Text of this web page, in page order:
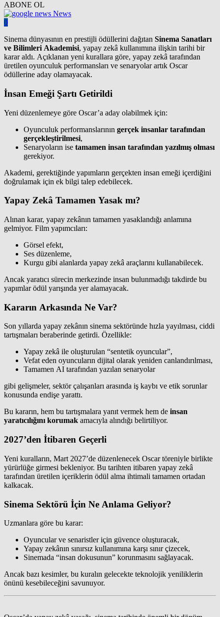
ABONE OL
News
0
Sinema dünyasının en prestijli ödüllerini dağıtan Sinema Sanatları
ve Bilimleri Akademisi, yapay zekâ kullanımına ilişkin tarihi bir
karar aldı. Açıklanan yeni kurallara göre, yapay zekâ tarafından
üretilen oyunculuk performansları ve senaryolar artık Oscar
ödüllerine aday olamayacak.
İnsan Emeği Şartı Getirildi
Yeni düzenlemeye göre Oscar’a aday olabilmek için:
Oyunculuk performanslarının gerçek insanlar tarafından
gerçekleştirilmesi,
Senaryoların ise tamamen insan tarafından yazılmış olması
gerekiyor.
Akademi, gerektiğinde yapımların gerçekten insan emeği içerdiğini
doğrulamak için ek bilgi talep edebilecek.
Yapay Zekâ Tamamen Yasak mı?
Alınan karar, yapay zekânın tamamen yasaklandığı anlamına
gelmiyor. Film yapımcıları:
Görsel efekt,
Ses düzenleme,
Kurgu gibi alanlarda yapay zekâ araçlarını kullanabilecek.
Ancak yaratıcı sürecin merkezinde insan bulunmadığı takdirde bu
yapımlar ödül yarışında yer alamayacak.
Kararın Arkasında Ne Var?
Son yıllarda yapay zekânın sinema sektöründe hızla yayılması, ciddi
tartışmaları beraberinde getirdi. Özellikle:
Yapay zekâ ile oluşturulan “sentetik oyuncular”,
Vefat eden oyuncuların dijital olarak yeniden canlandırılması,
Tamamen AI tarafından yazılan senaryolar
gibi gelişmeler, sektör çalışanları arasında iş kaybı ve etik sorunlar
konusunda endişe yarattı.
Bu kararın, hem bu tartışmalara yanıt vermek hem de insan
yaratıcılığını korumak amacıyla alındığı belirtiliyor.
2027’den İtibaren Geçerli
Yeni kuralların, Mart 2027’de düzenlenecek Oscar töreniyle birlikte
yürürlüğe girmesi bekleniyor. Bu tarihten itibaren yapay zekâ
tarafından üretilen içeriklerin ödül alma ihtimali tamamen ortadan
kalkacak.
Sinema Sektörü İçin Ne Anlama Geliyor?
Uzmanlara göre bu karar:
Oyuncular ve senaristler için güvence oluşturacak,
Yapay zekânın sınırsız kullanımına karşı sınır çizecek,
Sinemada “insan dokusunun” korunmasını sağlayacak.
Ancak bazı kesimler, bu kuralın gelecekte teknolojik yeniliklerin
önünü kesebileceğini savunuyor.